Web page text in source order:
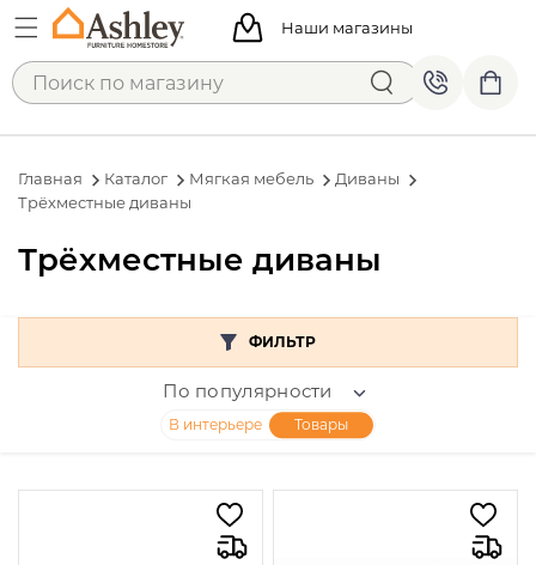
Наши магазины
Главная Каталог Мягкая мебель
Диваны
Трёхместные диваны
Трёхместные диваны
ФИЛЬТР
По популярности
В интерьере Товары